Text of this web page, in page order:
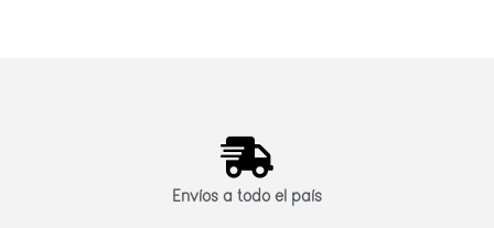
Envíos a todo el país